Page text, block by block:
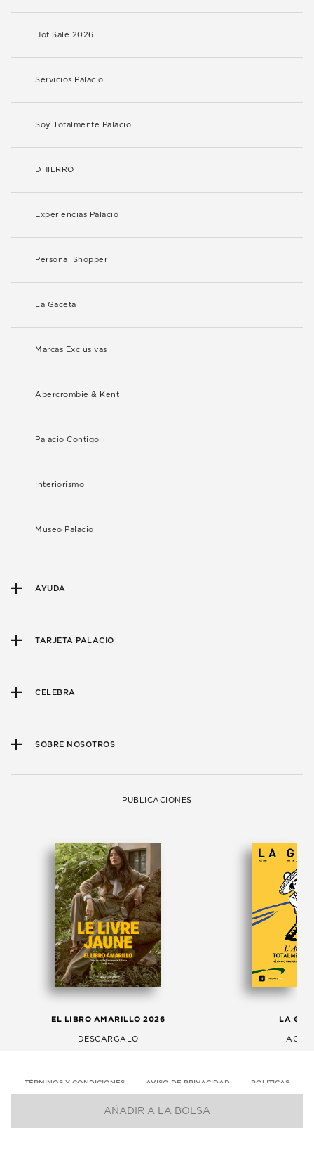
AÑADIR A LA BOLSA
Hot Sale 2026
Servicios Palacio
Soy Totalmente Palacio
DHIERRO
Experiencias Palacio
Personal Shopper
La Gaceta
Marcas Exclusivas
Abercrombie & Kent
Palacio Contigo
Interiorismo
Museo Palacio
AYUDA
TARJETA PALACIO
CELEBRA
SOBRE NOSOTROS
PUBLICACIONES
EL LIBRO AMARILLO 2026
DESCÁRGALO
LA
TÉRMINOS Y CONDICIONES AVISO DE PRIVACIDAD POLITICAS